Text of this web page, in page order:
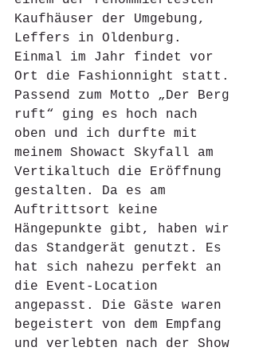
Kaufhäuser der Umgebung,
Leffers in Oldenburg.
Einmal im Jahr findet vor
Ort die Fashionnight statt.
Passend zum Motto „Der Berg
ruft“ ging es hoch nach
oben und ich durfte mit
meinem Showact Skyfall am
Vertikaltuch die Eröffnung
gestalten. Da es am
Auftrittsort keine
Hängepunkte gibt, haben wir
das Standgerät genutzt. Es
hat sich nahezu perfekt an
die Event-Location
angepasst. Die Gäste waren
begeistert von dem Empfang
und verlebten nach der Show